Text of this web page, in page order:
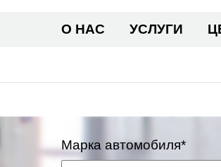
О НАС УСЛУГИ
Марка автомобиля*